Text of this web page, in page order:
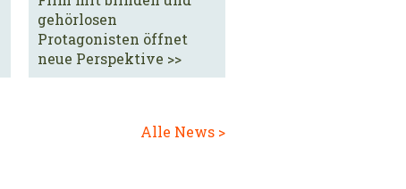
gehörlosen
Protagonisten öffnet
neue Perspektive >>
Alle News >